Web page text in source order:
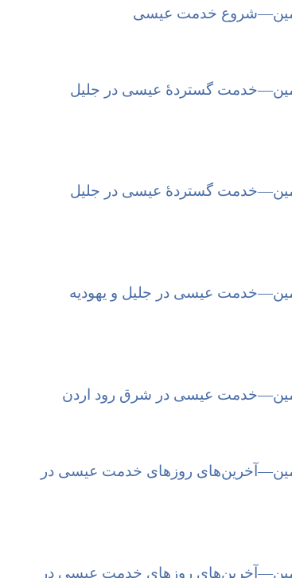
خدمت عیسی
گستردهٔ عیسی در جلیل
گستردهٔ عیسی در جلیل
عیسی در جلیل و یهودیه
عیسی در شرق رود اردن
روزهای خدمت عیسی در
روزهای خدمت عیسی در